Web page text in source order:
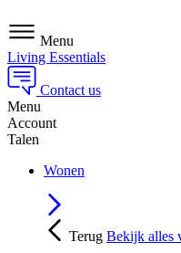
Menu
Living Essentials
Contact us
Menu
Account
Talen
Wonen
Terug Bekijk alles